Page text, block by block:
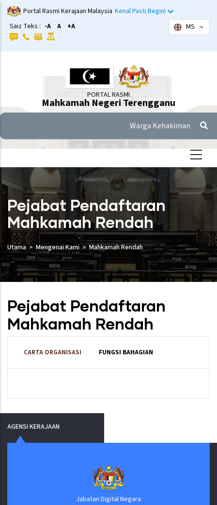
Langkau
ke
kandungan
utama
Portal Rasmi Kerajaan Malaysia Kenal Pasti Begini
Saiz Teks : -A A +A MS
PORTAL RASMI
Mahkamah Negeri Terengganu
Warga Kehakiman
Pejabat Pendaftaran
Mahkamah Rendah
Utama Mengenai Kami Mahkamah Rendah
Pejabat Pendaftaran
Mahkamah Rendah
CARTA ORGANISASI FUNGSI BAHAGIAN
AGENSI KERAJAAN
Jabatan Digital Negara